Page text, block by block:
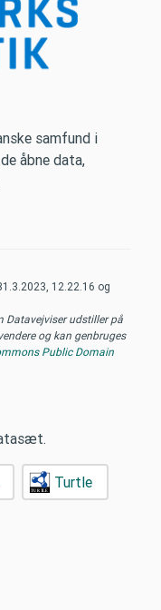
samfund i
åbne data,
12.22.16 og
Datavejviser udstiller på
og kan genbruges
Public Domain
Turtle